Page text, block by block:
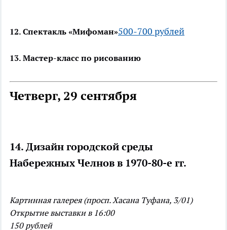
12. Спектакль «Мифоман»500-700 рублей
13. Мастер-класс по рисованию
Четверг, 29 сентября
14. Дизайн городской среды
Набережных Челнов в 1970-80-е гг.
Картинная галерея (просп. Хасана Туфана, 3/01)
Открытие выставки в 16:00
150 рублей